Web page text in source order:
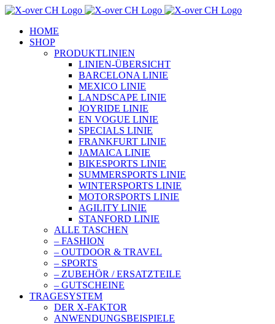
Zum
springenHOME
SHOP
PRODUKTLINIEN
LINIEN-ÜBERSICHT
BARCELONA LINIE
MEXICO LINIE
LANDSCAPE LINIE
JOYRIDE LINIE
EN VOGUE LINIE
SPECIALS LINIE
FRANKFURT LINIE
JAMAICA LINIE
BIKESPORTS LINIE
SUMMERSPORTS LINIE
WINTERSPORTS LINIE
MOTORSPORTS LINIE
AGILITY LINIE
STANFORD LINIE
ALLE TASCHEN
– FASHION
– OUTDOOR & TRAVEL
– SPORTS
– ZUBEHÖR / ERSATZTEILE
– GUTSCHEINE
TRAGESYSTEM
DER X-FAKTOR
ANWENDUNGSBEISPIELE